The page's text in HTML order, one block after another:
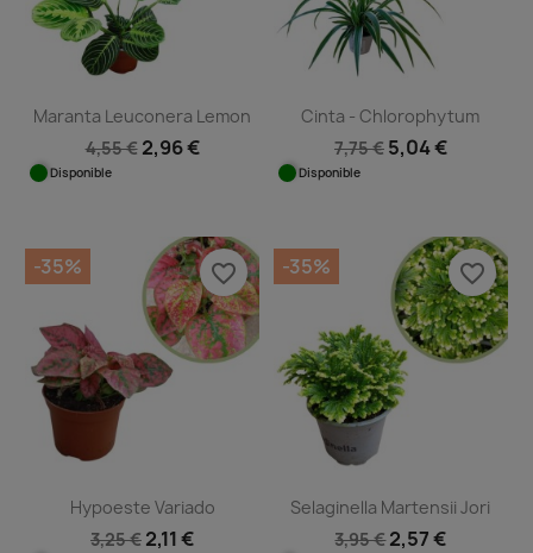
Maranta Leuconera Lemon
4,55 € 2,96 €
Disponible
Cinta - Chlorophytum
7,75 € 5,04 €
Disponible
Hypoeste Variado
3,25 € 2,11 €
-35% favorite_border
Selaginella Martensii Jori
3,95 €2,57 €
-35% favorite_border